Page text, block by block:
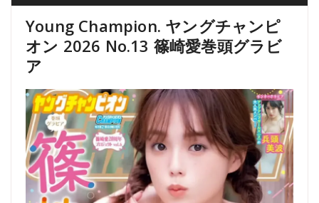
Young Champion. ヤングチャンピ
オン 2026 No.13 篠崎愛巻頭グラビ
ア